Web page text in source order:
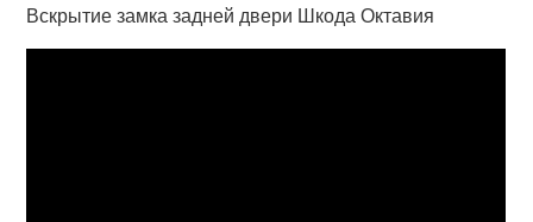
Вскрытие замка задней двери Шкода Октавия